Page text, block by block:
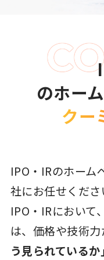
のホー
クー
IPO・IRのホーム
社にお任せくださ
IPO・IRにおいて
は、価格や技術力
う見られているか」